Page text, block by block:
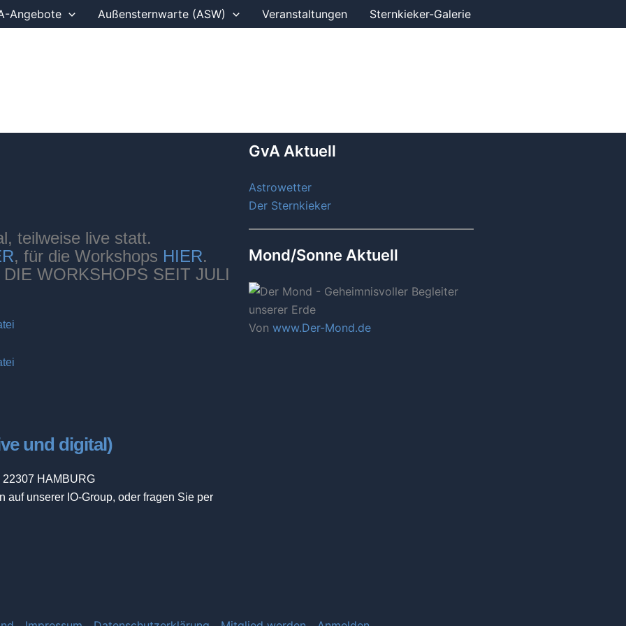
Angebote Außensternwarte (ASW) Veranstaltungen Sternkieker-Galerie
teilweise live statt.
, für die Workshops HIER.
WORKSHOPS SEIT JULI
und digital)
22307 HAMBURG
auf unserer IO-Group, oder fragen Sie per
GvA Aktuell
Astrowetter
Der Sternkieker
Mond/Sonne Aktuell
Vonwww.Der-Mond.de